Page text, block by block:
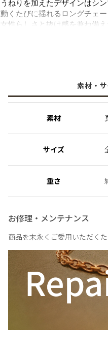
うねりを加えたデザインはシ
動くたびに揺れるロングチェ
女性らしさと抜け感を兼ね備
大学卒業後、銀行に就職、25
超えた活動を行っている。
素材・
素材
サイズ
重さ
お修理・メンテナンス
商品を末永くご愛用いただく